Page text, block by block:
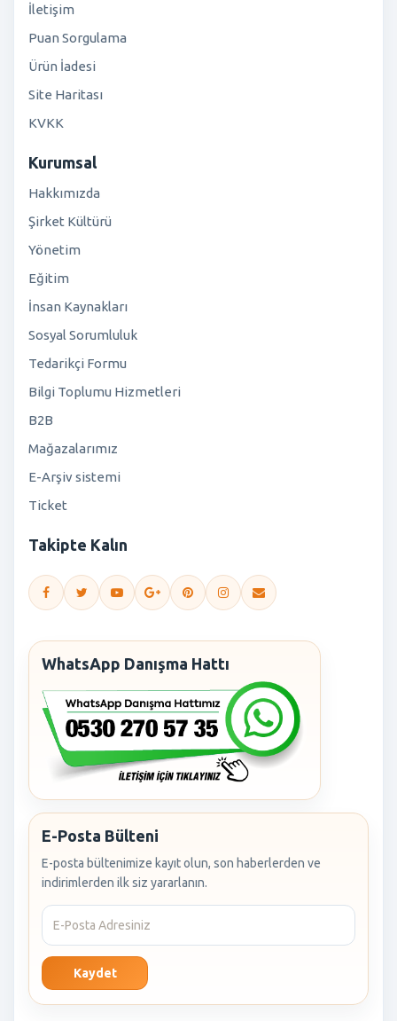
İletişim
Puan Sorgulama
Ürün İadesi
Site Haritası
KVKK
Kurumsal
Hakkımızda
Şirket Kültürü
Yönetim
Eğitim
İnsan Kaynakları
Sosyal Sorumluluk
Tedarikçi Formu
Bilgi Toplumu Hizmetleri
B2B
Mağazalarımız
E-Arşiv sistemi
Ticket
Takipte Kalın
WhatsApp Danışma Hattı
E-Posta Bülteni
E-posta bültenimize kayıt olun, son haberlerden ve
indirimlerden ilk siz yararlanın.
Kaydet